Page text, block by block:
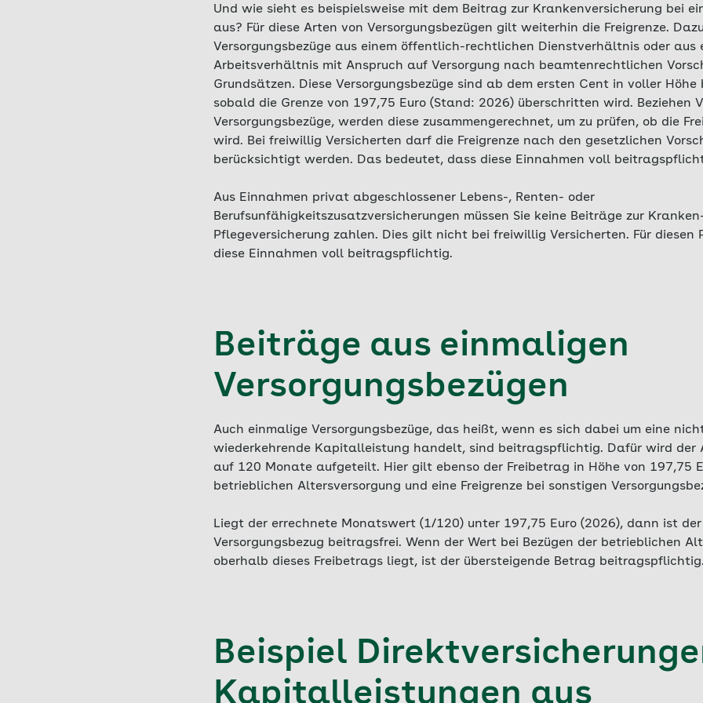
Und wie sieht es beispielsweise mit dem Beitrag zur Krankenversicherung bei
aus? Für diese Arten von Versorgungsbezügen gilt weiterhin die Freigrenze.
Versorgungsbezüge aus einem öffentlich-rechtlichen Dienstverhältnis oder aus
Arbeitsverhältnis mit Anspruch auf Versorgung nach beamtenrechtlichen
Grundsätzen. Diese Versorgungsbezüge sind ab dem ersten Cent in voller
sobald die Grenze von 197,75 Euro (Stand: 2026) überschritten wird. Beziehen
Versorgungsbezüge, werden diese zusammengerechnet, um zu prüfen, ob die
wird. Bei freiwillig Versicherten darf die Freigrenze nach den gesetzlichen
berücksichtigt werden. Das bedeutet, dass diese Einnahmen voll
Aus Einnahmen privat abgeschlossener Lebens-, Renten- oder
Berufsunfähigkeitszusatzversicherungen müssen Sie keine Beiträge zur
Pflegeversicherung zahlen. Dies gilt nicht bei freiwillig Versicherten. Für diesen
diese Einnahmen voll beitragspflichtig.
Beiträge aus einmaligen
Versorgungsbezügen
Auch einmalige Versorgungsbezüge, das heißt, wenn es sich dabei um eine
wiederkehrende Kapitalleistung handelt, sind beitragspflichtig. Dafür wird der
auf 120 Monate aufgeteilt. Hier gilt ebenso der Freibetrag in Höhe von 197,75
betrieblichen Altersversorgung und eine Freigrenze bei sonstigen
Liegt der errechnete Monatswert (1/120) unter 197,75 Euro (2026), dann ist
Versorgungsbezug beitragsfrei. Wenn der Wert bei Bezügen der betrieblichen
oberhalb dieses Freibetrags liegt, ist der übersteigende Betrag
Beispiel
Kapitalleistungen aus